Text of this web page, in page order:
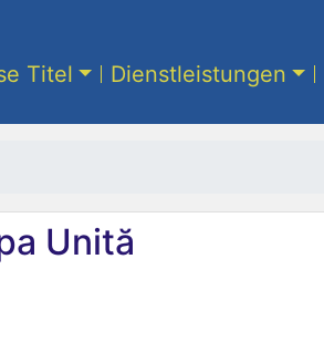
Titel Dienstleistungen
Unită